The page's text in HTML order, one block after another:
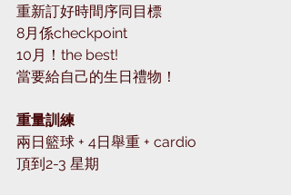
重新訂好時間序同目標
8月係checkpoint
10月！the best!
當要給自己的生日禮物！
重量訓練
兩日籃球 + 4日舉重 + cardio
頂到2-3 星期